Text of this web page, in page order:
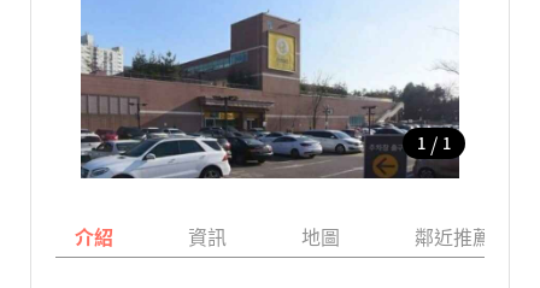
1 / 1
介紹 資訊 地圖 鄰近推薦景點